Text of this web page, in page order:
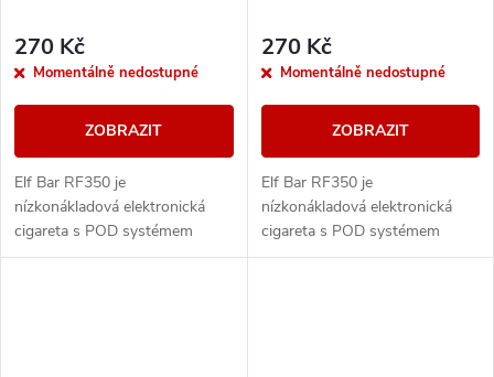
270 Kč
Momentálně nedostupné
ZOBRAZIT
Elf Bar RF350 je
nízkonákladová elektronická
cigareta s POD systémem
vážící pouhých 20g a
270 Kč
Momentálně nedostupné
ZOBRAZIT
Elf Bar RF350 je
nízkonákladová elektronická
cigareta s POD systémem
vážící pouhých 20g a